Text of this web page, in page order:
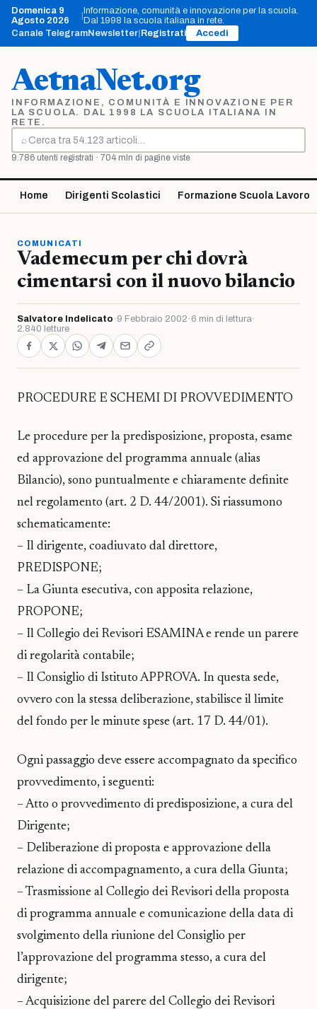
Vai
contenuto
Domenica 9
Agosto 2026
|Informazione, comunità e innovazione per la scuola.
Dal 1998 la scuola italiana in rete.
Canale TelegramNewsletter Registrati Accedi
AetnaNet.org
INFORMAZIONE, COMUNITÀ E INNOVAZIONE PER
LA SCUOLA. DAL 1998 LA SCUOLA ITALIANA IN
RETE.
⌕
Cerca
9.786 utenti registrati · 704 mln di pagine viste
Home Dirigenti Scolastici Formazione Scuola Lavoro
COMUNICATI
Vademecum per chi dovrà
cimentarsi con il nuovo bilancio
Salvatore Indelicato · 9 Febbraio 2002 · 6 min di lettura·
2.840 letture
PROCEDURE E SCHEMI DI PROVVEDIMENTO
Le procedure per la predisposizione, proposta, esame
ed approvazione del programma annuale (alias
Bilancio), sono puntualmente e chiaramente definite
nel regolamento (art. 2 D. 44/2001). Si riassumono
schematicamente:
– Il dirigente, coadiuvato dal direttore,
PREDISPONE;
– La Giunta esecutiva, con apposita relazione,
PROPONE;
– Il Collegio dei Revisori ESAMINA e rende un parere
di regolarità contabile;
– Il Consiglio di Istituto APPROVA. In questa sede,
ovvero con la stessa deliberazione, stabilisce il limite
del fondo per le minute spese (art. 17 D. 44/01).
Ogni passaggio deve essere accompagnato da specifico
provvedimento, i seguenti:
– Atto o provvedimento di predisposizione, a cura del
Dirigente;
– Deliberazione di proposta e approvazione della
relazione di accompagnamento, a cura della Giunta;
– Trasmissione al Collegio dei Revisori della proposta
di programma annuale e comunicazione della data di
svolgimento della riunione del Consiglio per
l’approvazione del programma stesso, a cura del
dirigente;
– Acquisizione del parere del Collegio dei Revisori